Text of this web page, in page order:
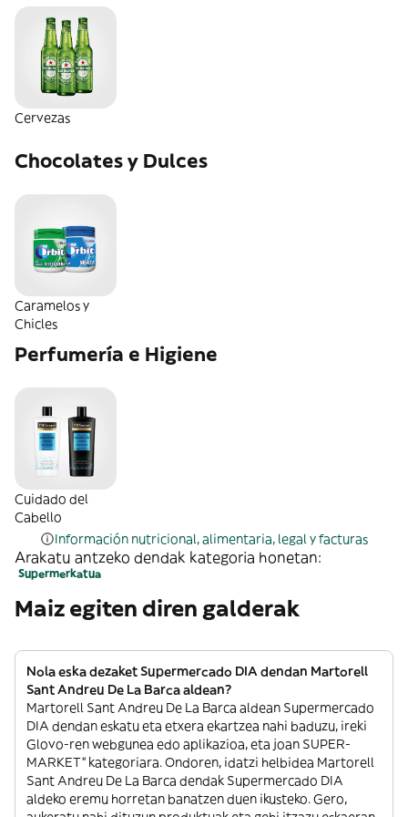
Cervezas
Chocolates y Dulces
Caramelos y
Chicles
Perfumería e Higiene
Cuidado del
Cabello
Información nutricional, alimentaria, legal y facturas
Arakatu antzeko dendak kategoria honetan:
Supermerkatua
Maiz egiten diren galderak
Nola eska dezaket Supermercado DIA dendan Martorell
Sant Andreu De La Barca aldean?
Martorell Sant Andreu De La Barca aldean Supermercado
DIA dendan eskatu eta etxera ekartzea nahi baduzu, ireki
Glovo-ren webgunea edo aplikazioa, eta joan SUPER-
MARKET” kategoriara. Ondoren, idatzi helbidea Martorell
Sant Andreu De La Barca dendak Supermercado DIA
aldeko eremu horretan banatzen duen ikusteko. Gero,